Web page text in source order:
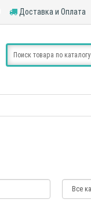
Доставка и Оплата